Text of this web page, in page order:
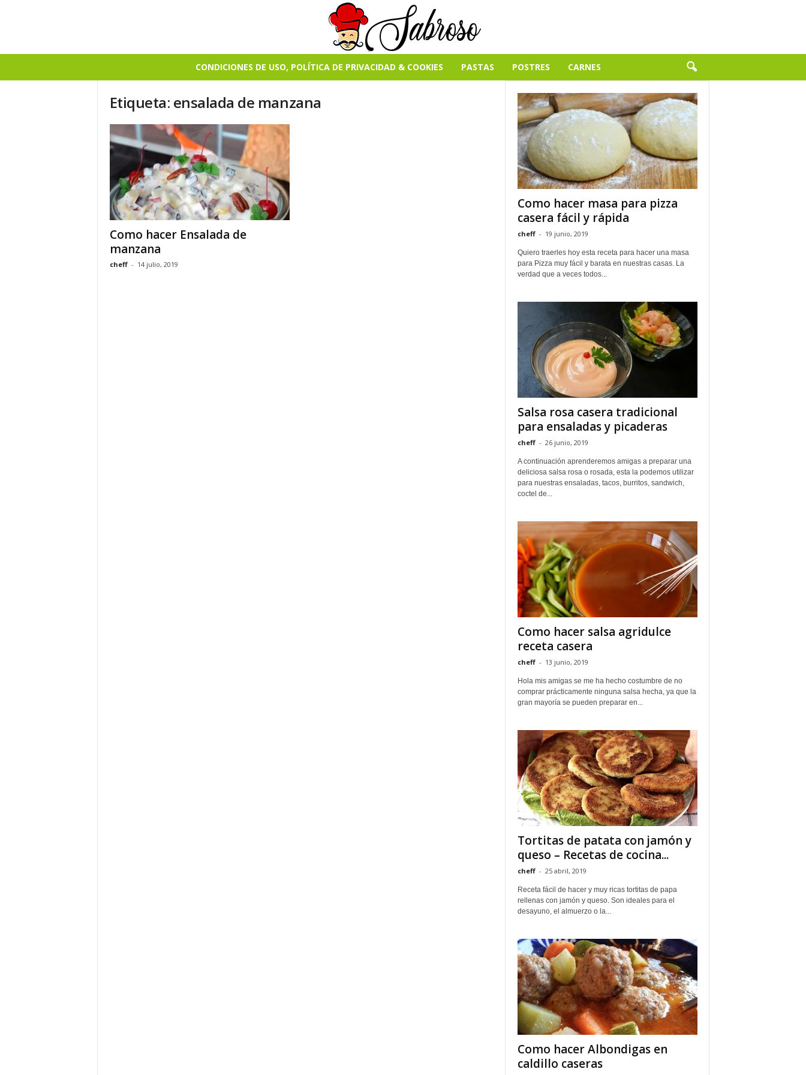
CONDICIONES DE USO, POLÍTICA DE PRIVACIDAD & COOKIES PASTAS POSTRES CARNES
Etiqueta: ensalada de manzana
Como hacer Ensalada de
manzana
cheff - 14 julio, 2019
Como hacer masa para pizza
casera fácil y rápida
cheff - 19 junio, 2019
Quiero traerles hoy esta receta para hacer una masa
para Pizza muy fácil y barata en nuestras casas. La
verdad que a veces todos...
Salsa rosa casera tradicional
para ensaladas y picaderas
cheff - 26 junio, 2019
A continuación aprenderemos amigas a preparar una
deliciosa salsa rosa o rosada, esta la podemos utilizar
para nuestras ensaladas, tacos, burritos, sandwich,
coctel de...
Como hacer salsa agridulce
receta casera
cheff - 13 junio, 2019
Hola mis amigas se me ha hecho costumbre de no
comprar prácticamente ninguna salsa hecha, ya que la
gran mayoría se pueden preparar en...
Tortitas de patata con jamón y
queso – Recetas de cocina...
cheff - 25 abril, 2019
Receta fácil de hacer y muy ricas tortitas de papa
rellenas con jamón y queso. Son ideales para el
desayuno, el almuerzo o la...
Como hacer Albondigas en
caldillo caseras